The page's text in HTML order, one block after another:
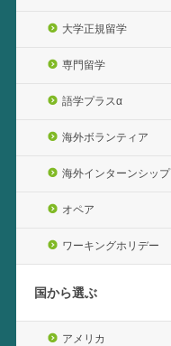
大学正規留学
専門留学
語学プラスα
海外ボランティア
海外インターンシップ
オペア
ワーキングホリデー
国から選ぶ
アメリカ